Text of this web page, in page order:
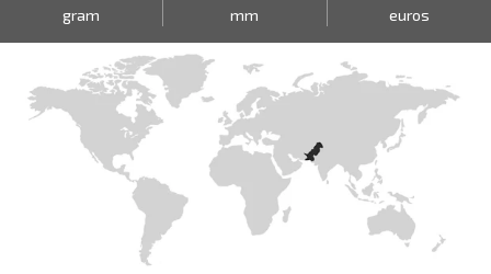
gram mm euros